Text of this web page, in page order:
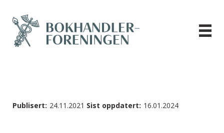
Publisert: 24.11.2021 Sist oppdatert: 16.01.2024